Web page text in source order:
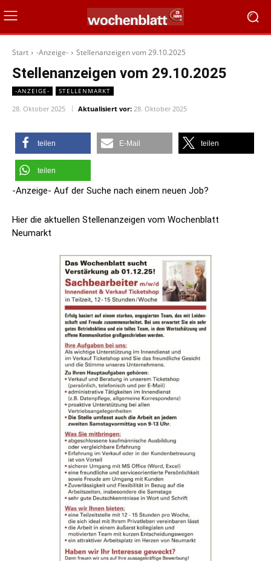
Start -Anzeige- Stellenanzeigen vom 29.10.2025
Stellenanzeigen vom 29.10.2025
-ANZEIGE- STELLENMARKT
28. Oktober 2025 Aktualisiert vor: 28. Oktober 2025
teilen E-Mail teilen
teilen
-Anzeige- Auf der Suche nach einem neuen Job?
Hier die aktuellen Stellenanzeigen vom Wochenblatt
Neumarkt